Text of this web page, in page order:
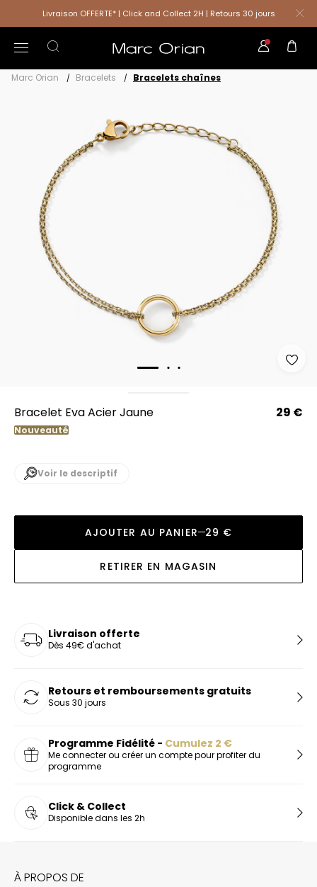
Livraison OFFERTE* | Click and Collect 2H | Retours 30 jours
Marc Orian Bracelets Bracelets chaînes
Bracelet Eva Acier Jaune 29 €
Nouveauté
Voir le descriptif
AJOUTER AU PANIER 29 €
RETIRER EN MAGASIN
Livraison offerte
Dès 49€ d'achat
Retours et remboursements gratuits
Sous 30 jours
Programme Fidélité - Cumulez 2 €
Me connecter ou créer un compte pour profiter du
programme
Click & Collect
Disponible dans les 2h
À PROPOS DE